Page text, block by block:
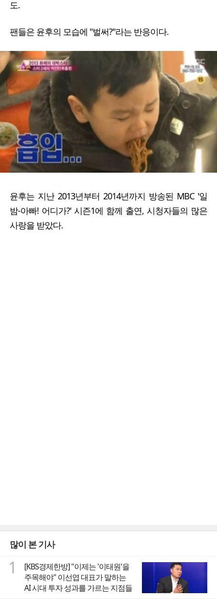
도.
팬들은 윤후의 모습에 "벌써?"라는 반응이다.
윤후는 지난 2013년부터 2014년까지 방송된 MBC '일
밤-아빠! 어디가?' 시즌1에 함께 출연, 시청자들의 많은
사랑을 받았다.
많이 본 기사
1
[KBS경제한방] "이제는 '이태원'을
주목해야" 이선엽 대표가 말하는
AI 시대 투자 성과를 가르는 지점들